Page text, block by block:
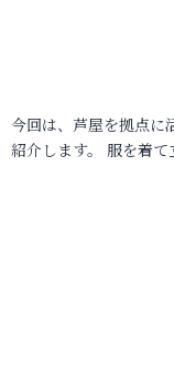
今回は、芦屋を拠点に
紹介します。 服を着